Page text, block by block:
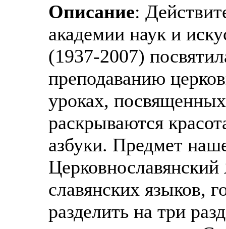
Описание:
академии наук и
(1937-2007)
преподаванию
уроках,
раскрываются
азбуки. Предмет
славянских языков,
разделить на три